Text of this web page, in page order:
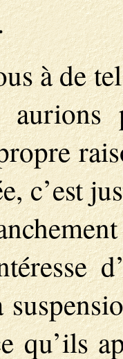
à de
c’est
qu’ils